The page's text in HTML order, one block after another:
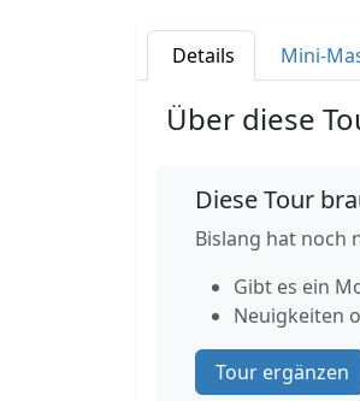
Details Mini-
Über diese
Diese Tour
Bislang hat noch
Gibt es ein
Neuigkeiten
Tour ergänzen